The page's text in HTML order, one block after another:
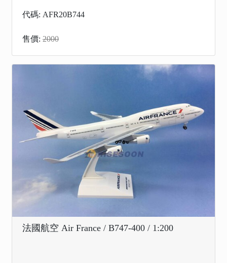
代碼: AFR20B744
售價: 2000
法國航空 Air France / B747-400 / 1:200